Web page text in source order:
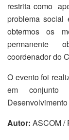
restrita como
problema social
obtermos os
permanente
coordenador do
O evento foi
em conjunto
Autor: ASCOM /